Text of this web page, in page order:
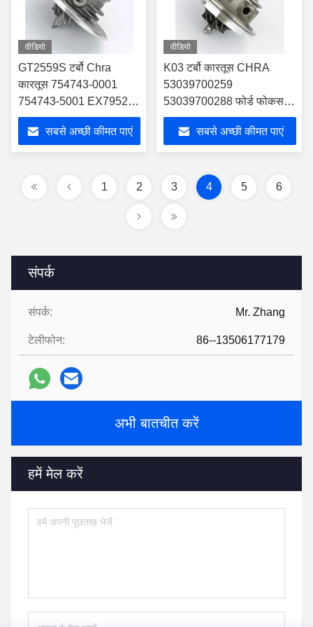
संपर्क
संपर्क: Mr. Zhang
टेलीफोन: 86--13506177179
अभी बातचीत करें
हमें मेल करें
वीडियो
GT2559S टर्बो Chra
कारतूस 754743-0001
754743-5001 EX79526
फोर्ड के लिए
सबसे अच्छी कीमत पाएं
वीडियो
K03 टर्बो कारतूस CHRA
53039700259
53039700288 फोर्ड फोकस
गैलेक्सी मोन्डेओ एस-मैक्स 2.0
इकोबूस्ट के लिए
सबसे अच्छी कीमत पाएं
1 2 3 4 5 6